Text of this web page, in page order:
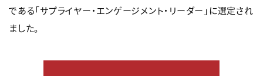
である「サプライヤー・エンゲージメント・リーダー」に選定され
ました。